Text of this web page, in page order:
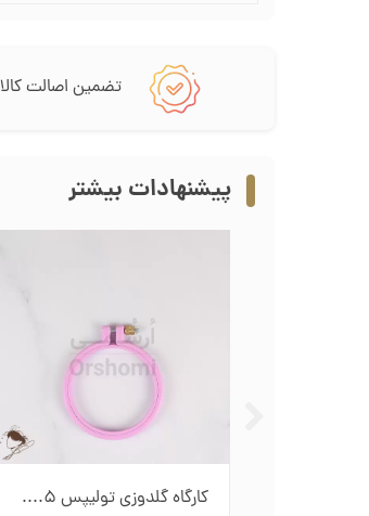
تضمین اصالت کالا
کارگاه گلدوزی تولیپس 8.5سانت
پیشنهادات بیشتر